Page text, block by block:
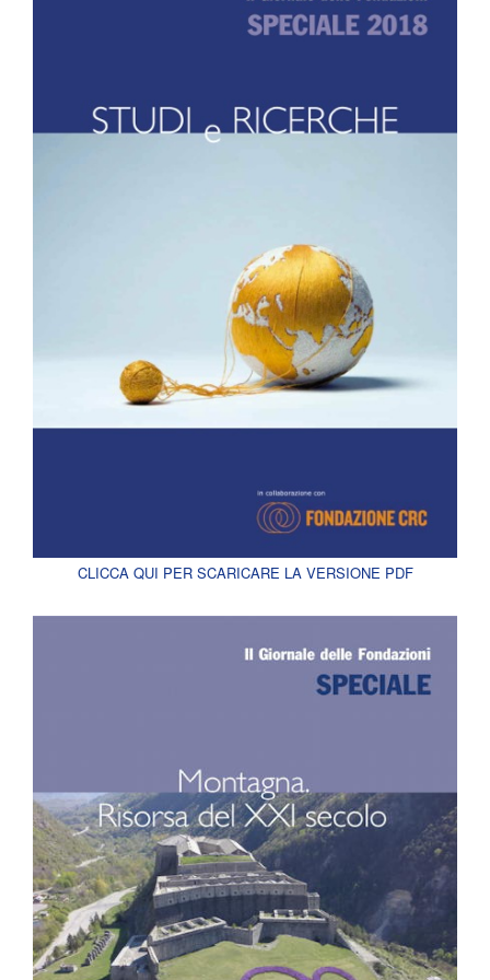
CLICCA QUI PER SCARICARE LA VERSIONE PDF